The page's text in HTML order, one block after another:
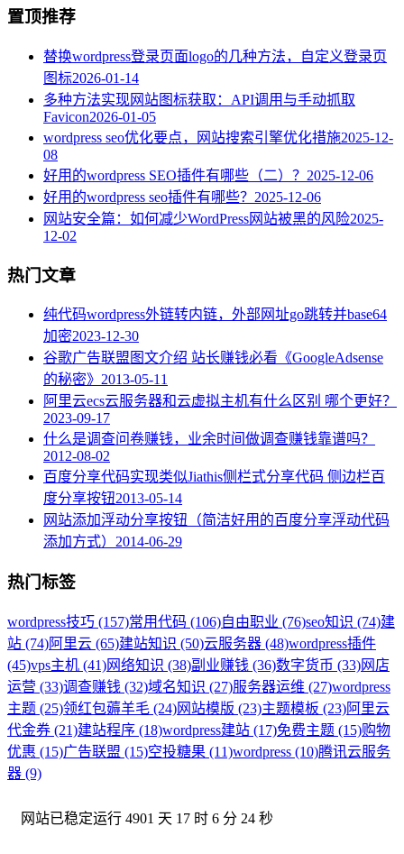
置顶推荐
替换wordpress登录页面logo的几种方法，自定义登录页
图标2026-01-14
多种方法实现网站图标获取：API调用与手动抓取
Favicon2026-01-05
wordpress seo优化要点，网站搜索引擎优化措施2025-12-
08
好用的wordpress SEO插件有哪些（二）？ 2025-12-06
好用的wordpress seo插件有哪些？ 2025-12-06
网站安全篇：如何减少WordPress网站被黑的风险2025-
12-02
热门文章
纯代码wordpress外链转内链，外部网址go跳转并base64
加密2023-12-30
谷歌广告联盟图文介绍 站长赚钱必看《GoogleAdsense
的秘密》 2013-05-11
阿里云ecs云服务器和云虚拟主机有什么区别 哪个更好？
2023-09-17
什么是调查问卷赚钱，业余时间做调查赚钱靠谱吗？
2012-08-02
百度分享代码实现类似Jiathis侧栏式分享代码 侧边栏百
度分享按钮2013-05-14
网站添加浮动分享按钮（简洁好用的百度分享浮动代码
添加方式） 2014-06-29
热门标签
wordpress技巧 (157)常用代码 (106)自由职业 (76)seo知识 (74)建
站 (74)阿里云 (65)建站知识 (50)云服务器 (48)wordpress插件
(45)vps主机 (41)网络知识 (38)副业赚钱 (36)数字货币 (33)网店
运营 (33)调查赚钱 (32)域名知识 (27)服务器运维 (27)wordpress
主题 (25)领红包薅羊毛 (24)网站模版 (23)主题模板 (23)阿里云
代金券 (21)建站程序 (18)wordpress建站 (17)免费主题 (15)购物
优惠 (15)广告联盟 (15)空投糖果 (11)wordpress (10)腾讯云服务
器 (9)
网站已稳定运行 4901 天 17 时 6 分 24 秒